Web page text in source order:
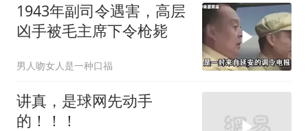
1943年副司令遇害，高层
凶手被毛主席下令枪毙
男人吻女人是一种口福
讲真，是球网先动手
的！！！